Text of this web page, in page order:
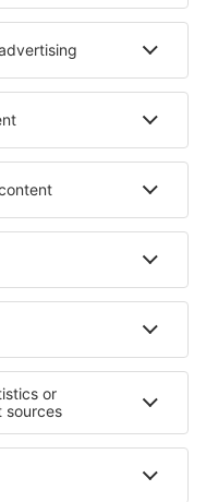
in Macchiagodena
v Kappadokii
Nicaragua